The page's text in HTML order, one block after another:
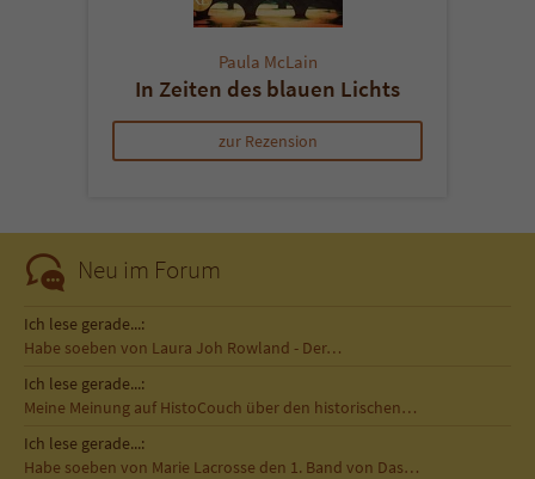
Paula McLain
In Zeiten des blauen Lichts
zur Rezension
Neu im Forum
Ich lese gerade...:
Habe soeben von Laura Joh Rowland - Der…
Ich lese gerade...:
Meine Meinung auf HistoCouch über den historischen…
Ich lese gerade...:
Habe soeben von Marie Lacrosse den 1. Band von Das…